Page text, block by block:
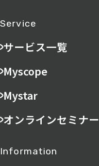
Service
サービス一覧
Myscope
Mystar
オンラインセミナー
Information